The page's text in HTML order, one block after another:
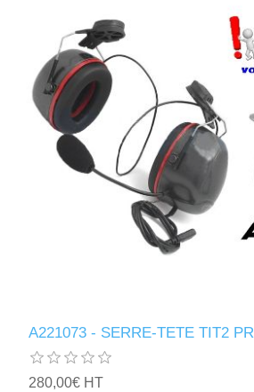
A221073 - SERRE-TETE TIT2
280,00€ HT